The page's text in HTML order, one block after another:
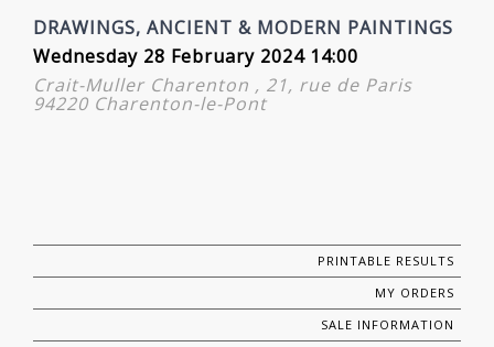
DRAWINGS, ANCIENT & MODERN PAINTINGS
Wednesday 28 February 2024 14:00
Crait-Muller Charenton , 21, rue de Paris
94220 Charenton-le-Pont
PRINTABLE RESULTS
MY ORDERS
SALE INFORMATION